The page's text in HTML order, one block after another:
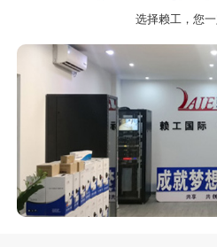
选择赖工，您